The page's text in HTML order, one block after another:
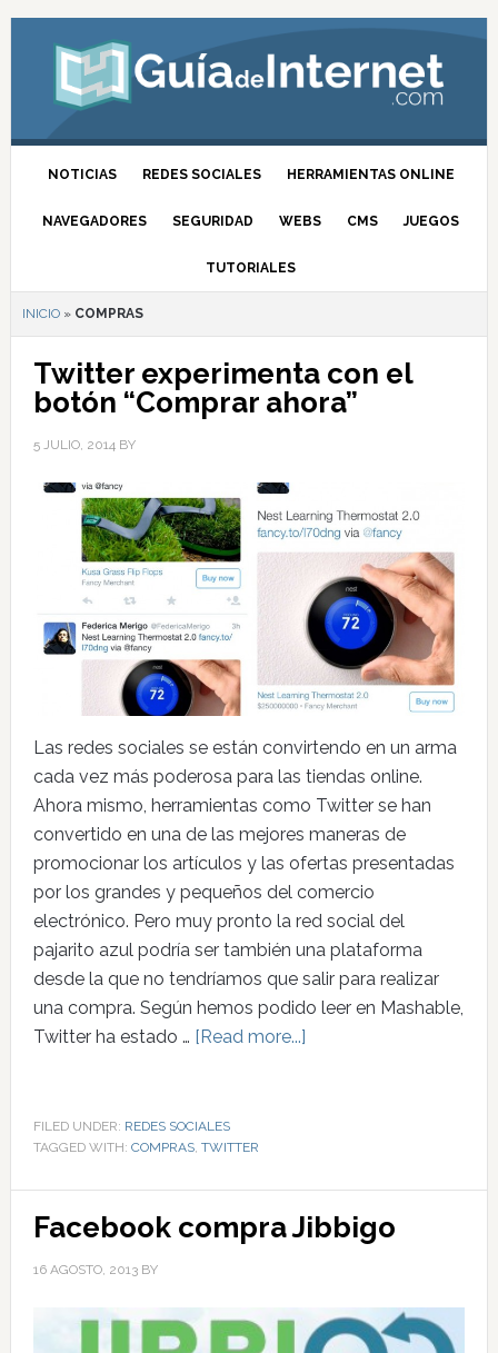
NOTICIAS REDES SOCIALES HERRAMIENTAS ONLINE
NAVEGADORES SEGURIDAD WEBS CMS JUEGOS
TUTORIALES
INICIO» COMPRAS
Twitter experimenta con el
botón “Comprar ahora”
5 JULIO, 2014BY
Las redes sociales se están convirtendo en un arma
cada vez más poderosa para las tiendas online.
Ahora mismo, herramientas como Twitter se han
convertido en una de las mejores maneras de
promocionar los artículos y las ofertas presentadas
por los grandes y pequeños del comercio
electrónico. Pero muy pronto la red social del
pajarito azul podría ser también una plataforma
desde la que no tendríamos que salir para realizar
una compra. Según hemos podido leer en Mashable,
Twitter ha estado … [Read more...]
FILED UNDER: REDES SOCIALES
TAGGED WITH: COMPRAS, TWITTER
Facebook compra Jibbigo
16 AGOSTO, 2013BY